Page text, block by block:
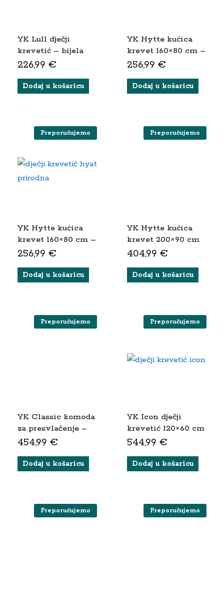
YK Lull dječji
krevetić – bijela
(bez kotačića)
226,99 €
Dodaj u košaricu
YK Hytte kućica
krevet 160×80 cm –
bijela
256,99 €
Dodaj u košaricu
Preporučujemo
YK Hytte kućica
krevet 160×80 cm –
prirodna
256,99 €
Dodaj u košaricu
Preporučujemo
YK Hytte kućica
krevet 200×90 cm
– bijela
404,99 €
Dodaj u košaricu
Preporučujemo
YK Classic komoda
za presvlačenje –
bijela
454,99 €
Dodaj u košaricu
Preporučujemo
YK Icon dječji
krevetić 120×60 cm
– bijela/hrast
544,99 €
Dodaj u košaricu
Preporučujemo Preporučujemo